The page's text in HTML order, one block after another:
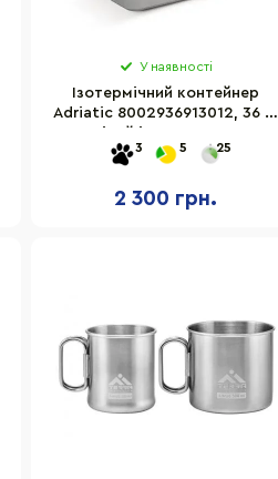
У наявності
Ізотермічний контейнер
Adriatic 8002936913012, 36 л,
3 5 25
2 300 грн.